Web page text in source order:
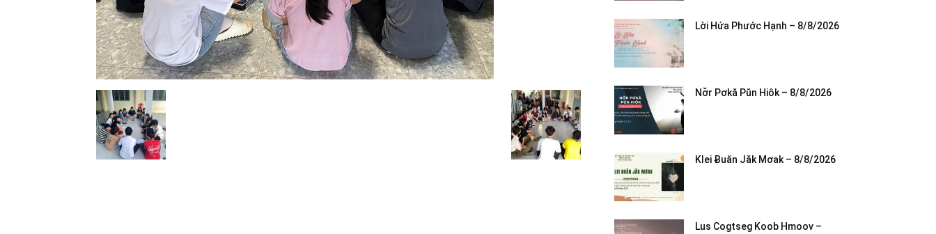
Lời Hứa Phước Hạnh – 8/8/2026
Nơ̆r Pơkă Pŭn Hiôk – 8/8/2026
Klei Ƀuăn Jăk Mơak – 8/8/2026
Lus Cogtseg Koob Hmoov –